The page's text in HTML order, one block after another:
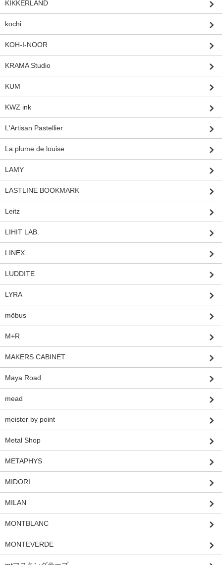
KIKKERLAND
kochi
KOH-I-NOOR
KRAMA Studio
KUM
KWZ ink
L'Artisan Pastellier
La plume de louise
LAMY
LASTLINE BOOKMARK
Leitz
LIHIT LAB.
LINEX
LUDDITE
LYRA
möbus
M+R
MAKERS CABINET
Maya Road
mead
meister by point
Metal Shop
METAPHYS
MIDORI
MILAN
MONTBLANC
MONTEVERDE